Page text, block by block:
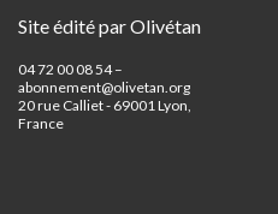
Site édité par Olivétan
04 72 00 08 54 –
abonnement@olivetan.org
20 rue Calliet - 69001 Lyon,
France